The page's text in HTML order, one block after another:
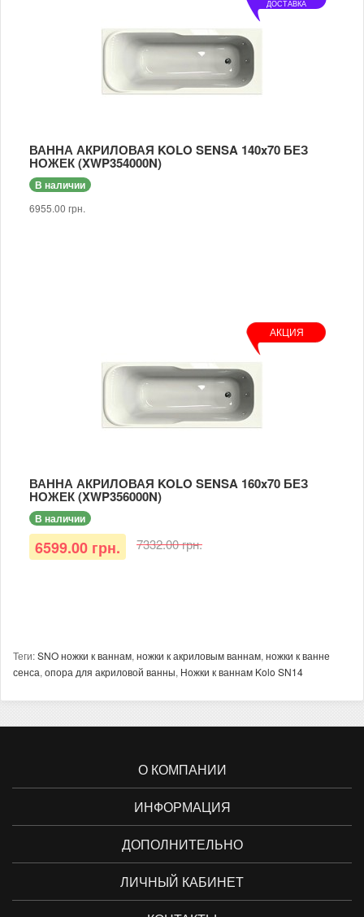
ДОСТАВКА
ВАННА АКРИЛОВАЯ KOLO SENSA 140x70 БЕЗ
НОЖЕК (XWP354000N)
В наличии
6955.00 грн.
АКЦИЯ
ВАННА АКРИЛОВАЯ KOLO SENSA 160x70 БЕЗ
НОЖЕК (XWP356000N)
В наличии
6599.00 грн. 7332.00 грн.
Теги:SNO ножки к ваннам, ножки к акриловым ваннам, ножки к ванне
сенса, опора для акриловой ванны, Ножки к ваннам Kolo SN14
О КОМПАНИИ
ИНФОРМАЦИЯ
ДОПОЛНИТЕЛЬНО
ЛИЧНЫЙ КАБИНЕТ